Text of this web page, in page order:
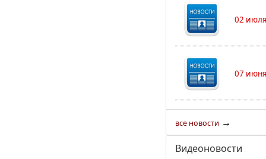
02
07
все новости →
Видеоновости